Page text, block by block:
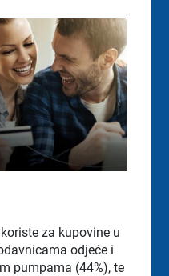
koristeza kupovine u
odjeće i
pumpama (44%), te